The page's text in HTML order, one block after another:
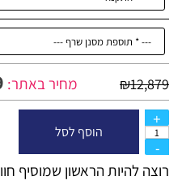
₪12,879 מחיר באתר:
הוסף לסל
רוצה להיות הראשון שמוסיף